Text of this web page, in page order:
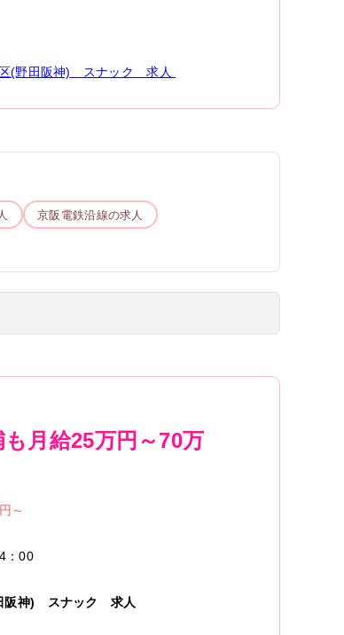
(野田阪神) スナック 求人
京阪電鉄沿線の求人
月給25万円～70万
～
：00
阪神) スナック 求人